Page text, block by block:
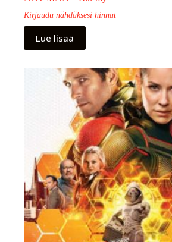
Kirjaudu nähdäksesi hinnat
Lue lisää